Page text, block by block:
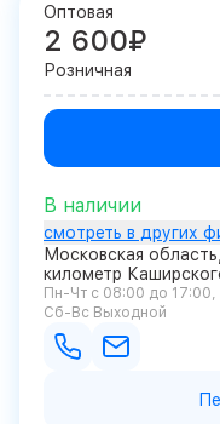
Оптовая
2 600₽
Розничная
В наличии
смотреть в других
Московская
километр
Пн-Чт с 08:00 до 17:00
Сб-Вс Выходной